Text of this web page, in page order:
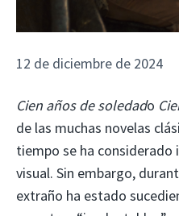
12 de diciembre de 2024
Cien años de soledado
de las muchas novelas
tiempo se ha
visual. Sin embargo,
extraño ha estado